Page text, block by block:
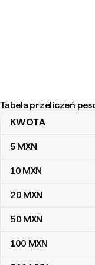
Tabela przeliczeń
Tabela przeliczeń
KWOTA
5 MXN
10 MXN
20 MXN
50 MXN
100 MXN